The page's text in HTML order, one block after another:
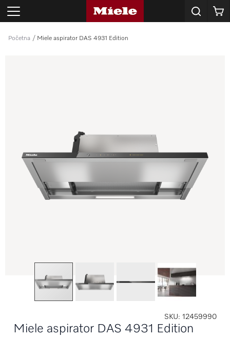
Korpa
Početna Miele aspirator DAS 4931 Edition
SKU 12459990
Miele aspirator DAS 4931 Edition